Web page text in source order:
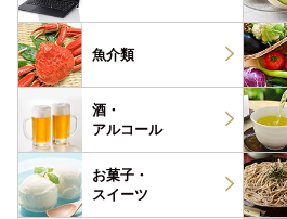
魚介類
酒・
アルコール
お菓子・
スイーツ